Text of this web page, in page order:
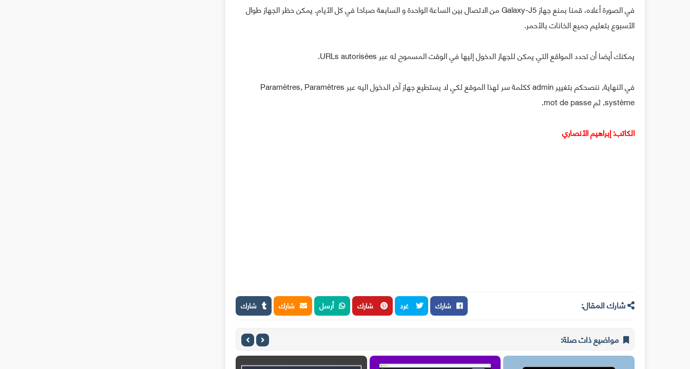
في الصورة أعلاه، قمنا بمنع جهاز Galaxy-J5 من الاتصال بين الساعة الواحدة و السابعة صباحا في كل الأيام. يمكن حظر الجهاز طوال
الأسبوع بتعليم جميع الخانات بالأحمر.
يمكنك أيضا أن تحدد المواقع التي يمكن للجهاز الدخول إليها في الوقت المسموح له عبر URLs autorisées.
في النهاية, ننصحكم بتغيير admin ككلمة سر لهذا الموقع لكي لا يستطيع جهاز آخر الدخول اليه عبر Paramètres, Paramètres
système, ثم mot de passe.
الكاتب: إبراهيم الأنصاري
شارك المقال: شارك غرد شارك أرسل شارك شارك
مواضيع ذات صلة: